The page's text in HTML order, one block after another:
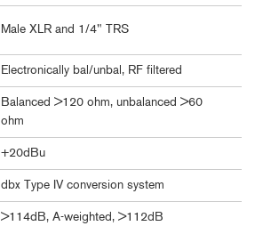
Male XLR and 1/4" TRS
Electronically bal/unbal, RF filtered
Balanced >120 ohm, unbalanced >60
ohm
+20dBu
dbx Type IV conversion system
>114dB, A-weighted, >112dB